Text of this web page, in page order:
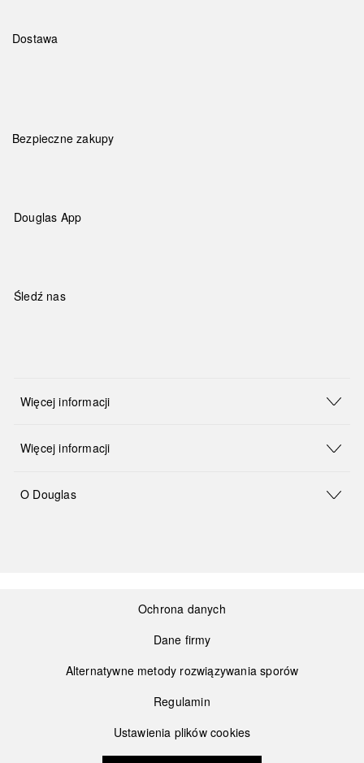
Dostawa
Bezpieczne zakupy
Douglas App
Śledź nas
Więcej informacji
Więcej informacji
O Douglas
Ochrona danych
Dane firmy
Alternatywne metody rozwiązywania sporów
Regulamin
Ustawienia plików cookies